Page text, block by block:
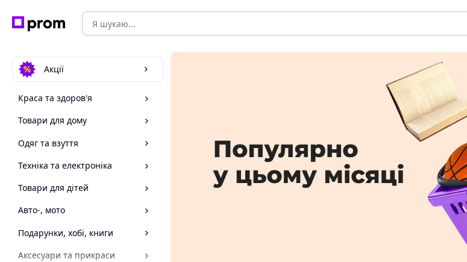
Акції
Краса та здоров'я
Товари для дому
Одяг та взуття
Техніка та електроніка
Товари для дітей
Авто-, мото
Подарунки, хобі, книги
Аксесуари та прикраси